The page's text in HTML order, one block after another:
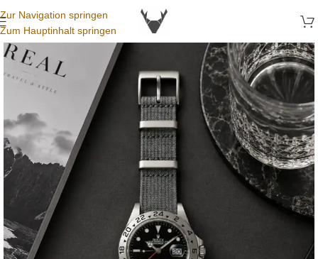
Zur Navigation springen
Zum Hauptinhalt springen